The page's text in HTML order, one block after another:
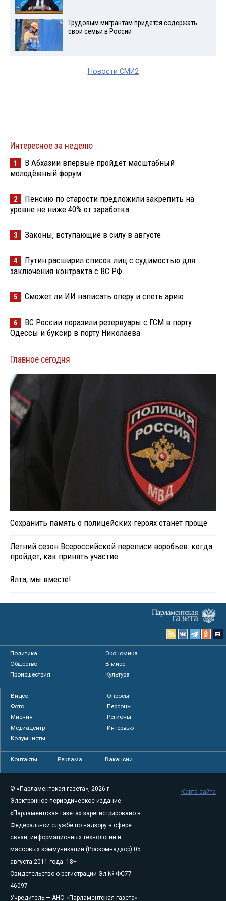
Трудовым мигрантам придется содержать
свои семьи в России
Новости СМИ2
Интересное за неделю
1
В Абхазии впервые пройдёт масштабный
молодёжный форум
2
Пенсию по старости предложили закрепить на
уровне не ниже 40% от заработка
3 Законы, вступающие в силу в августе
4
Путин расширил список лиц с судимостью для
заключения контракта с ВС РФ
5 Сможет ли ИИ написать оперу и спеть арию
6
ВС России поразили резервуары с ГСМ в порту
Одессы и буксир в порту Николаева
Главное сегодня
Сохранить память о полицейских-героях станет проще
Летний сезон Всероссийской переписи воробьев: когда
пройдет, как принять участие
Ялта, мы вместе!
Политика
Экономика
Общество
В мире
Происшествия
Культура
Видео
Опросы
Фото
Персоны
Мнения
Регионы
Медиацентр
Интервью
Колумнисты
Контакты Реклама Вакансии
© «Парламентская газета», 2026 г.
Электронное периодическое издание
«Парламентская газета» зарегистрировано в
Федеральной службе по надзору в сфере
связи, информационных технологий и
массовых коммуникаций (Роскомнадзор) 05
августа 2011 года. 18+
Свидетельство о регистрации Эл № ФС77-
46097
Учредитель — АНО «Парламентская газета»
Карта сайта